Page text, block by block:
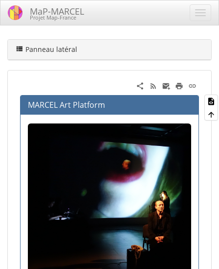
MaP-MARCEL
Projet Map-France
Panneau latéral
MARCEL Art Platform